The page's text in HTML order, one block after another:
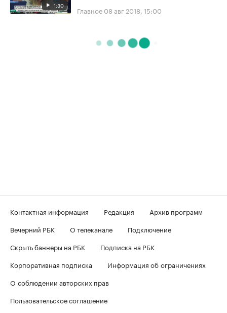
1:30 Главное 08 авг 2018, 15:00
Контактная информация Редакция
Архив программ
Вечерний РБК
О телеканале
Подключение
Скрыть баннеры на РБК
Подписка на РБК
Корпоративная подписка
Информация об ограничениях
О соблюдении авторских прав
Пользовательское соглашение